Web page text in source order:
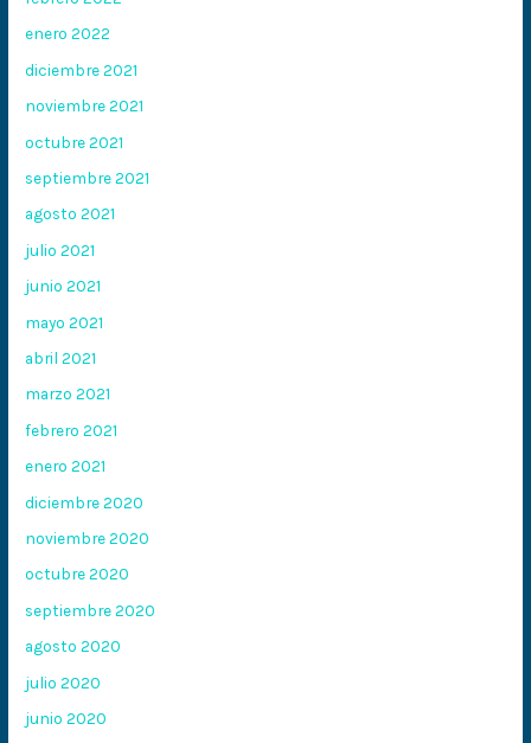
enero 2022
diciembre 2021
noviembre 2021
octubre 2021
septiembre 2021
agosto 2021
julio 2021
junio 2021
mayo 2021
abril 2021
marzo 2021
febrero 2021
enero 2021
diciembre 2020
noviembre 2020
octubre 2020
septiembre 2020
agosto 2020
julio 2020
junio 2020